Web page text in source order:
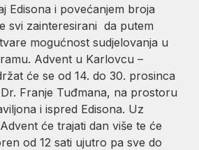
Edisona i povećanjem broja
svi zainteresirani da putem
mogućnost sudjelovanja u
Advent u Karlovcu –
će se od 14. do 30. prosinca
Franje Tuđmana, na prostoru
i ispred Edisona. Uz
će trajati dan više te će
od 12 sati ujutro pa sve do